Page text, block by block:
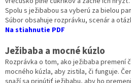
Spolu s ježibabou sa vyberú za bielou
Súbor obsahuje rozprávku, scenár a
Na stiahnutie PDF
Ježibaba a mocné kúzlo
Rozprávka o tom, ako ježibaba premení
mocného kúzla, aby zistila, či funguje.